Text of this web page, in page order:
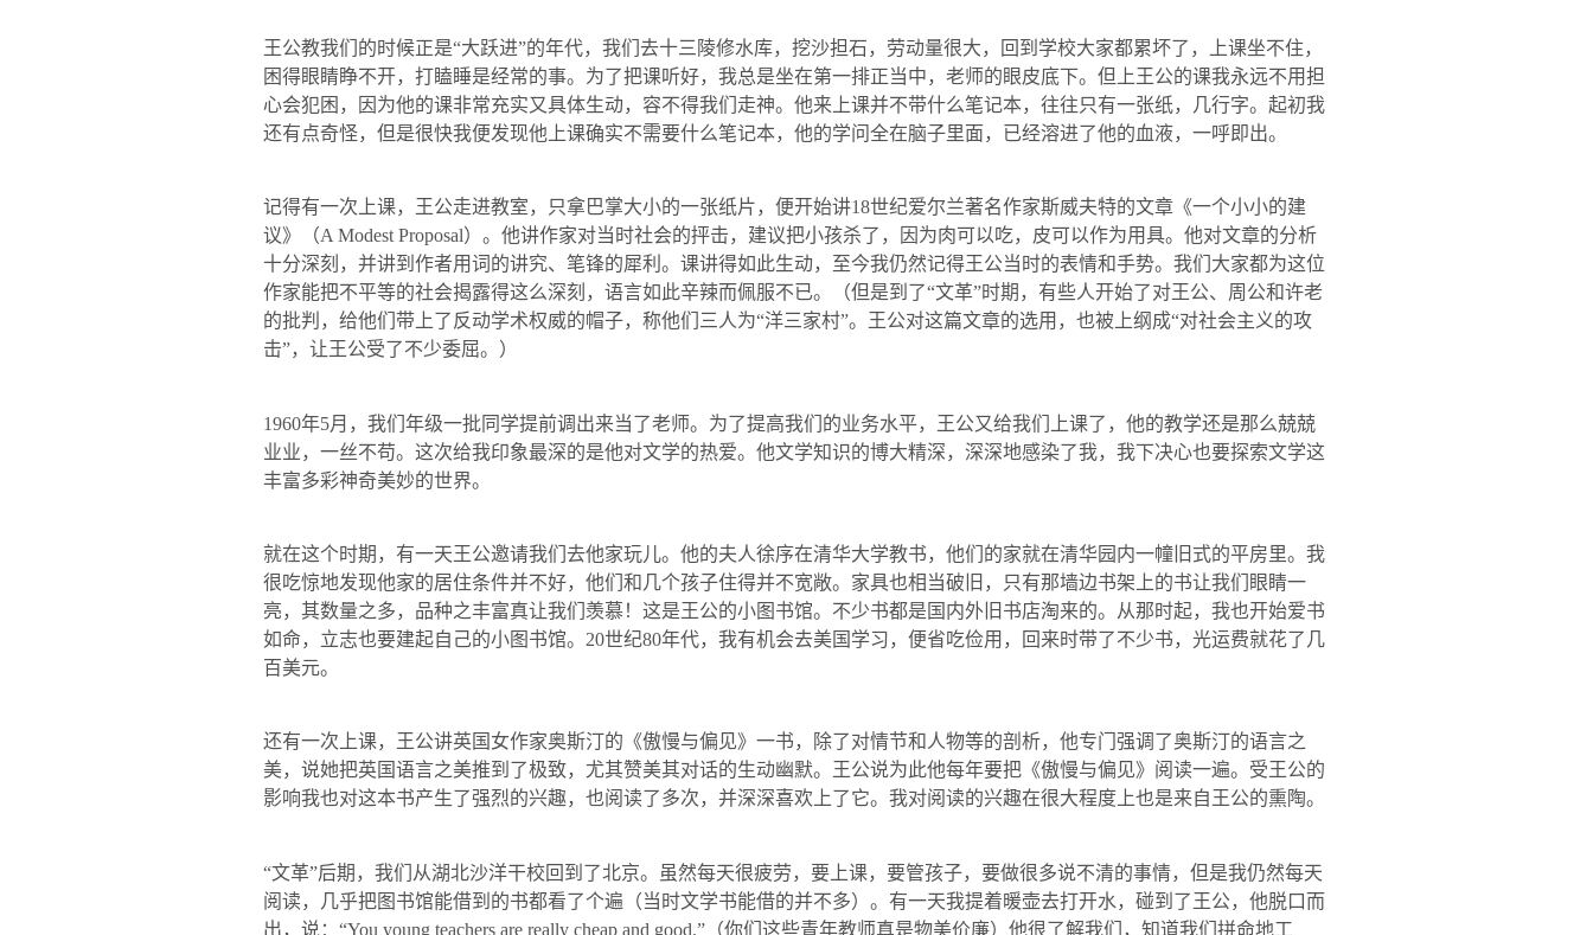
王公教我们的时候正是“大跃进”的年代，我们去十三陵修水库，挖沙担石，劳动量很大，回到学校大家都累坏了，上课坐不住，
困得眼睛睁不开，打瞌睡是经常的事。为了把课听好，我总是坐在第一排正当中，老师的眼皮底下。但上王公的课我永远不用担
心会犯困，因为他的课非常充实又具体生动，容不得我们走神。他来上课并不带什么笔记本，往往只有一张纸，几行字。起初我
还有点奇怪，但是很快我便发现他上课确实不需要什么笔记本，他的学问全在脑子里面，已经溶进了他的血液，一呼即出。
记得有一次上课，王公走进教室，只拿巴掌大小的一张纸片，便开始讲18世纪爱尔兰著名作家斯威夫特的文章《一个小小的建
议》（A Modest Proposal）。他讲作家对当时社会的抨击，建议把小孩杀了，因为肉可以吃，皮可以作为用具。他对文章的分析
十分深刻，并讲到作者用词的讲究、笔锋的犀利。课讲得如此生动，至今我仍然记得王公当时的表情和手势。我们大家都为这位
作家能把不平等的社会揭露得这么深刻，语言如此辛辣而佩服不已。（但是到了“文革”时期，有些人开始了对王公、周公和许老
的批判，给他们带上了反动学术权威的帽子，称他们三人为“洋三家村”。王公对这篇文章的选用，也被上纲成“对社会主义的攻
击”，让王公受了不少委屈。）
1960年5月，我们年级一批同学提前调出来当了老师。为了提高我们的业务水平，王公又给我们上课了，他的教学还是那么兢兢
业业，一丝不苟。这次给我印象最深的是他对文学的热爱。他文学知识的博大精深，深深地感染了我，我下决心也要探索文学这
丰富多彩神奇美妙的世界。
就在这个时期，有一天王公邀请我们去他家玩儿。他的夫人徐序在清华大学教书，他们的家就在清华园内一幢旧式的平房里。我
很吃惊地发现他家的居住条件并不好，他们和几个孩子住得并不宽敞。家具也相当破旧，只有那墙边书架上的书让我们眼睛一
亮，其数量之多，品种之丰富真让我们羡慕！这是王公的小图书馆。不少书都是国内外旧书店淘来的。从那时起，我也开始爱书
如命，立志也要建起自己的小图书馆。 20世纪80年代，我有机会去美国学习，便省吃俭用，回来时带了不少书，光运费就花了几
百美元。
还有一次上课，王公讲英国女作家奥斯汀的《傲慢与偏见》一书，除了对情节和人物等的剖析，他专门强调了奥斯汀的语言之
美，说她把英国语言之美推到了极致，尤其赞美其对话的生动幽默。王公说为此他每年要把《傲慢与偏见》阅读一遍。受王公的
影响我也对这本书产生了强烈的兴趣，也阅读了多次，并深深喜欢上了它。我对阅读的兴趣在很大程度上也是来自王公的熏陶。
“文革”后期，我们从湖北沙洋干校回到了北京。虽然每天很疲劳，要上课，要管孩子，要做很多说不清的事情，但是我仍然每天
阅读，几乎把图书馆能借到的书都看了个遍（当时文学书能借的并不多）。有一天我提着暖壶去打开水，碰到了王公，他脱口而
出，说：“You young teachers are really cheap and good.”（你们这些青年教师真是物美价廉）他很了解我们，知道我们拼命地工